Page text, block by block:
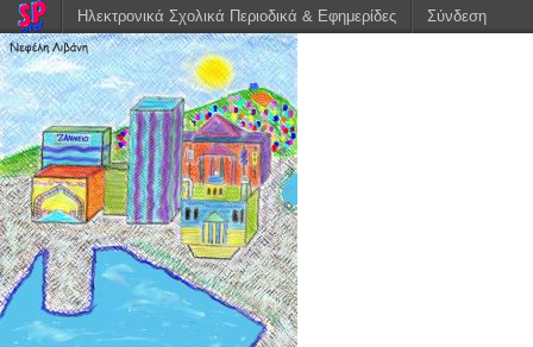
Ηλεκτρονικά Σχολικά Περιοδικά & Εφημερίδες Σύνδεση